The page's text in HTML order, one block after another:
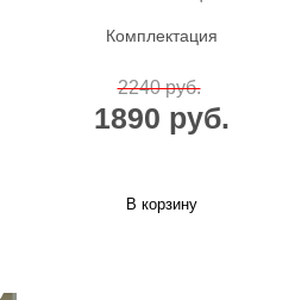
Комплектация
2240 руб.
1890 руб.
В корзину